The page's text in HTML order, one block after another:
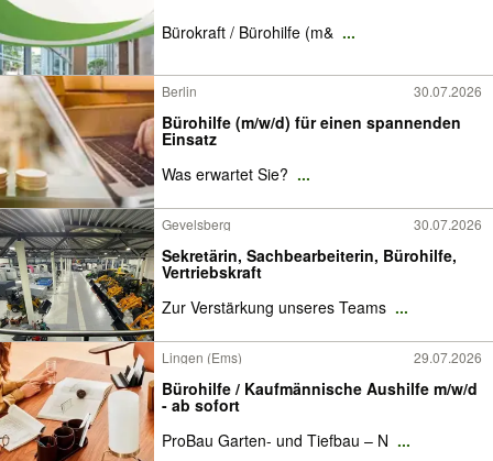
Bürokraft / Bürohilfe (m& ...
Berlin 30.07.2026
Bürohilfe (m/w/d) für einen spannenden
Einsatz
Was erwartet Sie? ...
Gevelsberg 30.07.2026
Sekretärin, Sachbearbeiterin, Bürohilfe,
Vertriebskraft
Zur Verstärkung unseres Teams ...
Lingen (Ems) 29.07.2026
Bürohilfe / Kaufmännische Aushilfe m/w/d
- ab sofort
ProBau Garten- und Tiefbau – N ...